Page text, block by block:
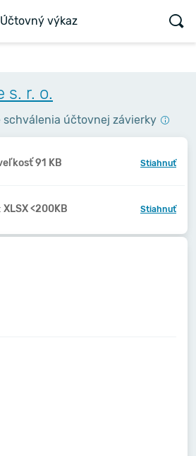
Účtovný výkaz
s. r. o.
schválenia účtovnej závierky
91 KB Stiahnuť
XLSX <200KB Stiahnuť